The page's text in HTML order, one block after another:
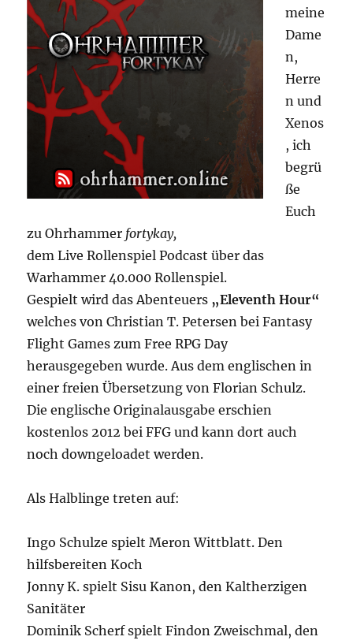
meine
Dame
n,
Herre
n und
Xenos
, ich
begrü
ße
Euch
zu Ohrhammer fortykay,
dem Live Rollenspiel Podcast über das
Warhammer 40.000 Rollenspiel.
Gespielt wird das Abenteuers „Eleventh Hour“
welches von Christian T. Petersen bei Fantasy
Flight Games zum Free RPG Day
herausgegeben wurde. Aus dem englischen in
einer freien Übersetzung von Florian Schulz.
Die englische Originalausgabe erschien
kostenlos 2012 bei FFG und kann dort auch
noch downgeloadet werden.
Als Halblinge treten auf:
Ingo Schulze spielt Meron Wittblatt. Den
hilfsbereiten Koch
Jonny K. spielt Sisu Kanon, den Kaltherzigen
Sanitäter
Dominik Scherf spielt Findon Zweischmal, den